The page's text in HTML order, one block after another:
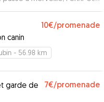
entendu avec Rambo et
et des nouvelles
deux amours. Elle a su
énergique de Fenrir, je
canin
10€/promenade
- 56.98 km
garde de
7€/promenade